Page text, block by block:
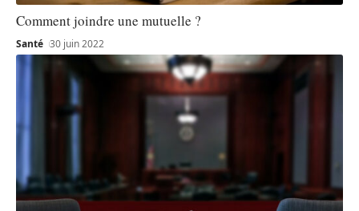
Comment joindre une mutuelle ?
Santé 30 juin 2022